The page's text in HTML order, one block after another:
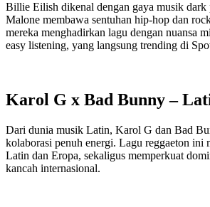
Billie Eilish dikenal dengan gaya musik dark
Malone membawa sentuhan hip-hop dan
mereka menghadirkan lagu dengan nuansa
easy listening, yang langsung trending di
Karol G x Bad Bunny –
Dari dunia musik Latin, Karol G dan Bad
kolaborasi penuh energi. Lagu reggaeton ini
Latin dan Eropa, sekaligus memperkuat
kancah internasional.